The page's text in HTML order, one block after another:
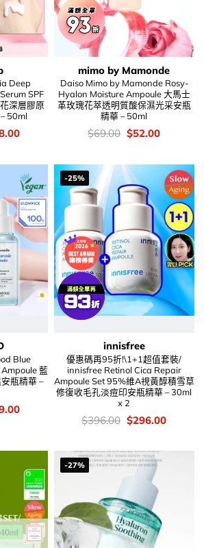
Deep
SPF
深層膠原
50ml
Current
$138.00.
mimo by Mamonde
Daiso Mimo by Mamonde Rosy-
Hyalon Moisture Ampoule 大馬士
革玫瑰花萃透明質酸保濕光采安瓶
精華 – 50ml
價
$69.00 Original
$69.00.
$52.00Current
$52.00.
Blue
藍
瓶精華 –
Current
-25%
innisfree
優惠碼再95折!\1+1超值套裝/
innisfree Retinol Cica Repair
Ampoule Set 95%維A視黃醇積雪草
修復收毛孔淡痘印安瓶精華 – 30ml
x 2
價
錢：
$396.00 Original
price
$396.00.
$296.00Current
-27%